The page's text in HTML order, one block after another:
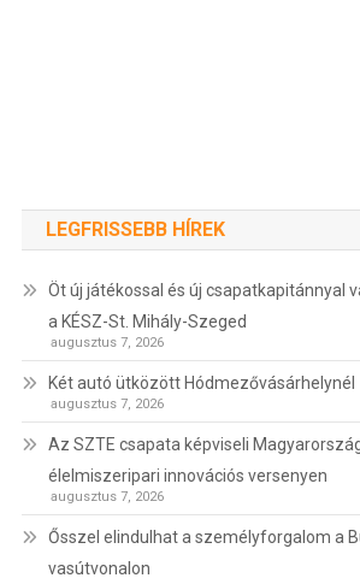
LEGFRISSEBB HÍREK
Öt új játékossal és új csapatkapitánnyal
a KÉSZ-St. Mihály-Szeged
augusztus 7, 2026
Két autó ütközött Hódmezővásárhelynél
augusztus 7, 2026
Az SZTE csapata képviseli
élelmiszeripari innovációs versenyen
augusztus 7, 2026
Ősszel elindulhat a személyforgalom a
vasútvonalon